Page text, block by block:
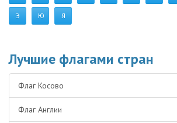
Э Ю Я
Лучшие флагами стран
Флаг Косово
Флаг Англии